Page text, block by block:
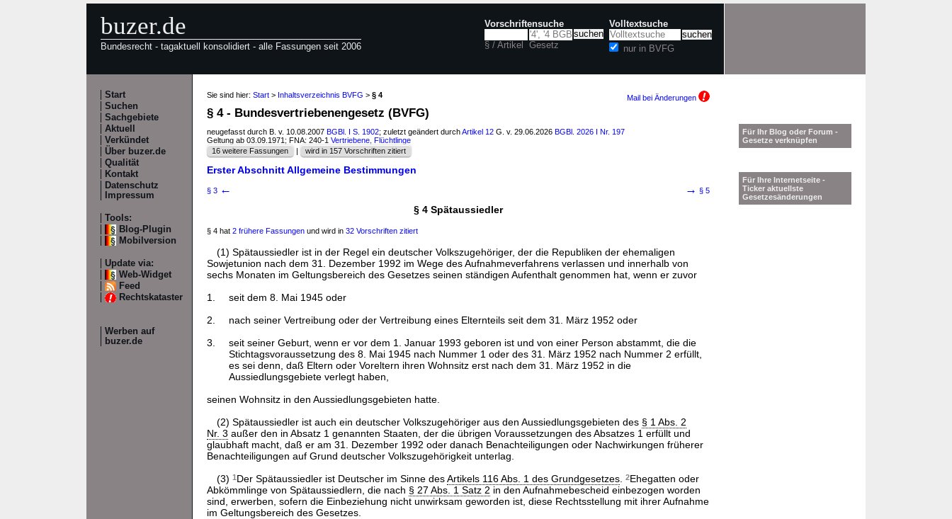
buzer.de
Bundesrecht - tagaktuell konsolidiert - alle Fassungen seit 2006
Vorschriftensuche
§ / Artikel Gesetz
Volltextsuche
nur in BVFG
Start
Suchen
Sachgebiete
Aktuell
Verkündet
Über buzer.de
Qualität
Kontakt
Datenschutz
Impressum
Tools:
Blog-Plugin
Mobilversion
Update via:
Web-Widget
Feed
Rechtskataster
Werben auf
buzer.de
Sie sind hier: Start > Inhaltsverzeichnis BVFG > § 4 Mail bei Änderungen
§ 4 - Bundesvertriebenengesetz (BVFG)
neugefasst durch B. v. 10.08.2007 BGBl. I S. 1902; zuletzt geändert durchArtikel 12 G. v. 29.06.2026 BGBl. 2026 I Nr. 197
Geltung ab 03.09.1971; FNA: 240-1 Vertriebene, Flüchtlinge
16 weitere Fassungen
| wird in 157 Vorschriften zitiert
Erster Abschnitt Allgemeine Bestimmungen
§ 3 ← → § 5
§ 4 Spätaussiedler
§ 4 hat 2 frühere Fassungen und wird in 32 Vorschriften zitiert
(1) Spätaussiedler ist in der Regel ein deutscher Volkszugehöriger, der die Republiken der ehemaligen
Sowjetunion nach dem 31. Dezember 1992 im Wege des Aufnahmeverfahrens verlassen und innerhalb von
sechs Monaten im Geltungsbereich des Gesetzes seinen ständigen Aufenthalt genommen hat, wenn er zuvor
1.
seit dem 8. Mai 1945 oder
2.
nach seiner Vertreibung oder der Vertreibung eines Elternteils seit dem 31. März 1952 oder
3.
seit seiner Geburt, wenn er vor dem 1. Januar 1993 geboren ist und von einer Person abstammt, die die
Stichtagsvoraussetzung des 8. Mai 1945 nach Nummer 1 oder des 31. März 1952 nach Nummer 2 erfüllt,
es sei denn, daß Eltern oder Voreltern ihren Wohnsitz erst nach dem 31. März 1952 in die
Aussiedlungsgebiete verlegt haben,
seinen Wohnsitz in den Aussiedlungsgebieten hatte.
(2) Spätaussiedler ist auch ein deutscher Volkszugehöriger aus den Aussiedlungsgebieten des § 1 Abs. 2
Nr. 3 außer den in Absatz 1 genannten Staaten, der die übrigen Voraussetzungen des Absatzes 1 erfüllt und
glaubhaft macht, daß er am 31. Dezember 1992 oder danach Benachteiligungen oder Nachwirkungen früherer
Benachteiligungen auf Grund deutscher Volkszugehörigkeit unterlag.
(3) 1Der Spätaussiedler ist Deutscher im Sinne desArtikels 116 Abs. 1 des Grundgesetzes 2Ehegatten oder
Abkömmlinge von Spätaussiedlern, die nach § 27 Abs. 1 Satz 2 in den Aufnahmebescheid einbezogen worden
sind, erwerben, sofern die Einbeziehung nicht unwirksam geworden ist, diese Rechtsstellung mit ihrer Aufnahme
im Geltungsbereich des Gesetzes.
Für Ihr Blog oder Forum -
Gesetze verknüpfen
Für Ihre Internetseite -
Ticker aktuellste
Gesetzesänderungen